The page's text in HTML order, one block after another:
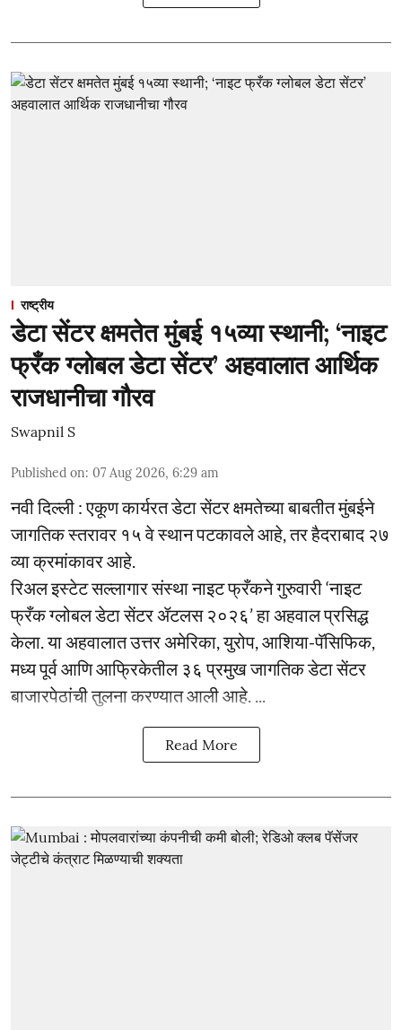
राष्ट्रीय
डेटा सेंटर क्षमतेत मुंबई १५व्या स्थानी; ‘नाइट
फ्रँक ग्लोबल डेटा सेंटर’ अहवालात आर्थिक
राजधानीचा गौरव
Swapnil S
Published on: 07 Aug 2026, 6:29 am
नवी दिल्ली : एकूण कार्यरत डेटा सेंटर क्षमतेच्या बाबतीत मुंबईने
जागतिक स्तरावर १५ वे स्थान पटकावले आहे, तर हैदराबाद २७
व्या क्रमांकावर आहे.
रिअल इस्टेट सल्लागार संस्था नाइट फ्रँकने गुरुवारी ‘नाइट
फ्रँक ग्लोबल डेटा सेंटर ॲटलस २०२६’ हा अहवाल प्रसिद्ध
केला. या अहवालात उत्तर अमेरिका, युरोप, आशिया-पॅसिफिक,
मध्य पूर्व आणि आफ्रिकेतील ३६ प्रमुख जागतिक डेटा सेंटर
बाजारपेठांची तुलना करण्यात आली आहे. ...
Read More